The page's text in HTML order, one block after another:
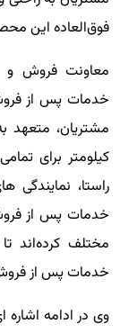
فوق‌العاده این
معاونت فروش و
خدمات پس از فروش
کیلومتر برای
راستا،
خدمات پس از
مختلف کرده‌اند
خدمات پس از فروش
وی در ادامه اشاره